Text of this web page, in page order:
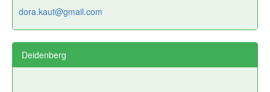
dora.kaut@gmail.com
Deidenberg